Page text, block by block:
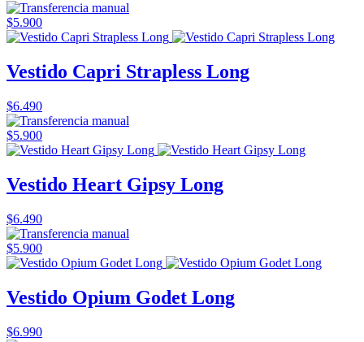
$5.900
Vestido Capri Strapless Long
$6.490
$5.900
Vestido Heart Gipsy Long
$6.490
$5.900
Vestido Opium Godet Long
$6.990